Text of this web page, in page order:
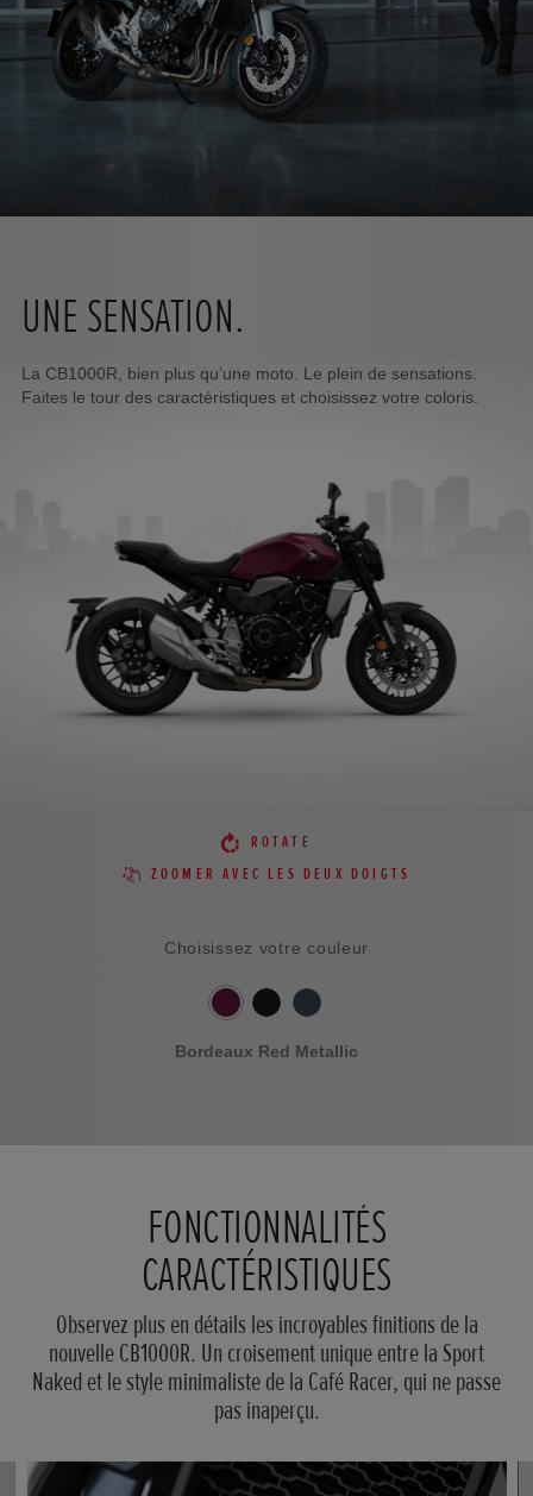
UNE SENSATION.
La CB1000R, bien plus qu’une moto. Le plein de sensations.
Faites le tour des caractéristiques et choisissez votre coloris.
ROTATE
ZOOMER AVEC LES DEUX DOIGTS
Choisissez votre couleur
Bordeaux Red Metallic
FONCTIONNALITÉS
CARACTÉRISTIQUES
Observez plus en détails les incroyables finitions de la
nouvelle CB1000R. Un croisement unique entre la Sport
Naked et le style minimaliste de la Café Racer, qui ne passe
pas inaperçu.